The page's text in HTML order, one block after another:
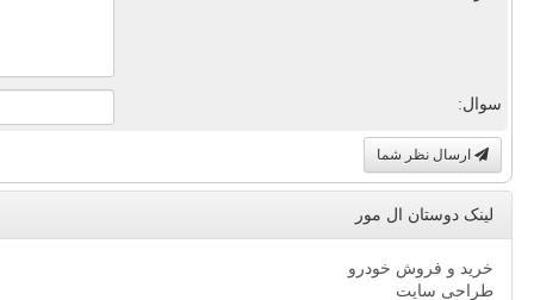
سوال:
ارسال نظر شما
لینک دوستان ال مور
خرید و فروش خودرو
طراحی سایت